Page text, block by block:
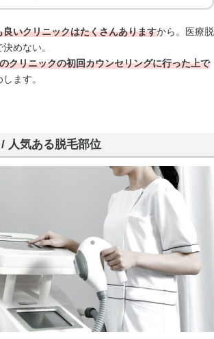
良いクリニックはたくさんありますから。医療脱
めない。
クリニックの初回カウンセリングに行った上で
ます。
人気ある脱毛部位